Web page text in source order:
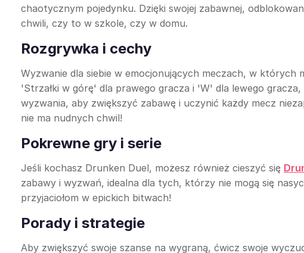
chaotycznym pojedynku. Dzięki swojej zabawnej,
chwili, czy to w szkole, czy w domu.
Rozgrywka i cechy
Wyzwanie dla siebie w emocjonujących meczach, w których
'Strzałki w górę' dla prawego gracza i 'W' dla lewego
wyzwania, aby zwiększyć zabawę i uczynić każdy mecz
nie ma nudnych chwil!
Pokrewne gry i serie
Jeśli kochasz Drunken Duel, możesz również cieszyć się
zabawy i wyzwań, idealna dla tych, którzy nie mogą się
przyjaciołom w epickich bitwach!
Porady i strategie
Aby zwiększyć swoje szanse na wygraną, ćwicz swoje